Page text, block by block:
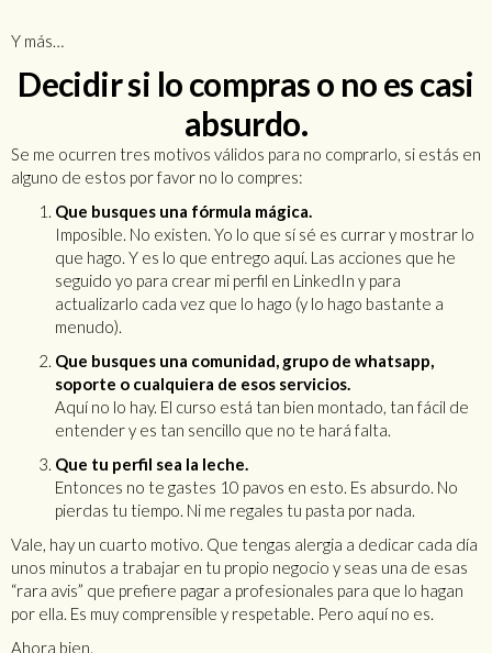
Y más…
Decidir si lo compras o no es casi
absurdo.
Se me ocurren tres motivos válidos para no comprarlo, si estás en
alguno de estos por favor no lo compres:
Que busques una fórmula mágica.
Imposible. No existen. Yo lo que sí sé es currar y mostrar lo
que hago. Y es lo que entrego aquí. Las acciones que he
seguido yo para crear mi perfil en LinkedIn y para
actualizarlo cada vez que lo hago (y lo hago bastante a
menudo).
Que busques una comunidad, grupo de whatsapp,
soporte o cualquiera de esos servicios.
Aquí no lo hay. El curso está tan bien montado, tan fácil de
entender y es tan sencillo que no te hará falta.
Que tu perfil sea la leche.
Entonces no te gastes 10 pavos en esto. Es absurdo. No
pierdas tu tiempo. Ni me regales tu pasta por nada.
Vale, hay un cuarto motivo. Que tengas alergia a dedicar cada día
unos minutos a trabajar en tu propio negocio y seas una de esas
“rara avis” que prefiere pagar a profesionales para que lo hagan
por ella. Es muy comprensible y respetable. Pero aquí no es.
Ahora bien.